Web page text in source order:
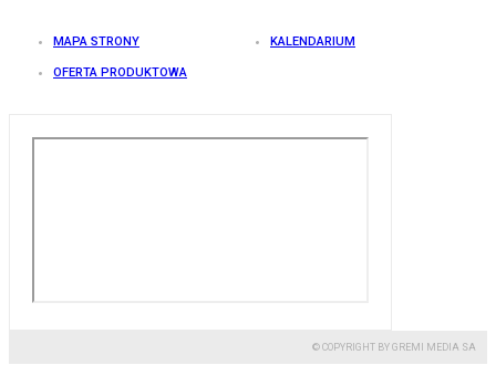
MAPA STRONY KALENDARIUM
OFERTA PRODUKTOWA
© COPYRIGHT BY GREMI MEDIA SA